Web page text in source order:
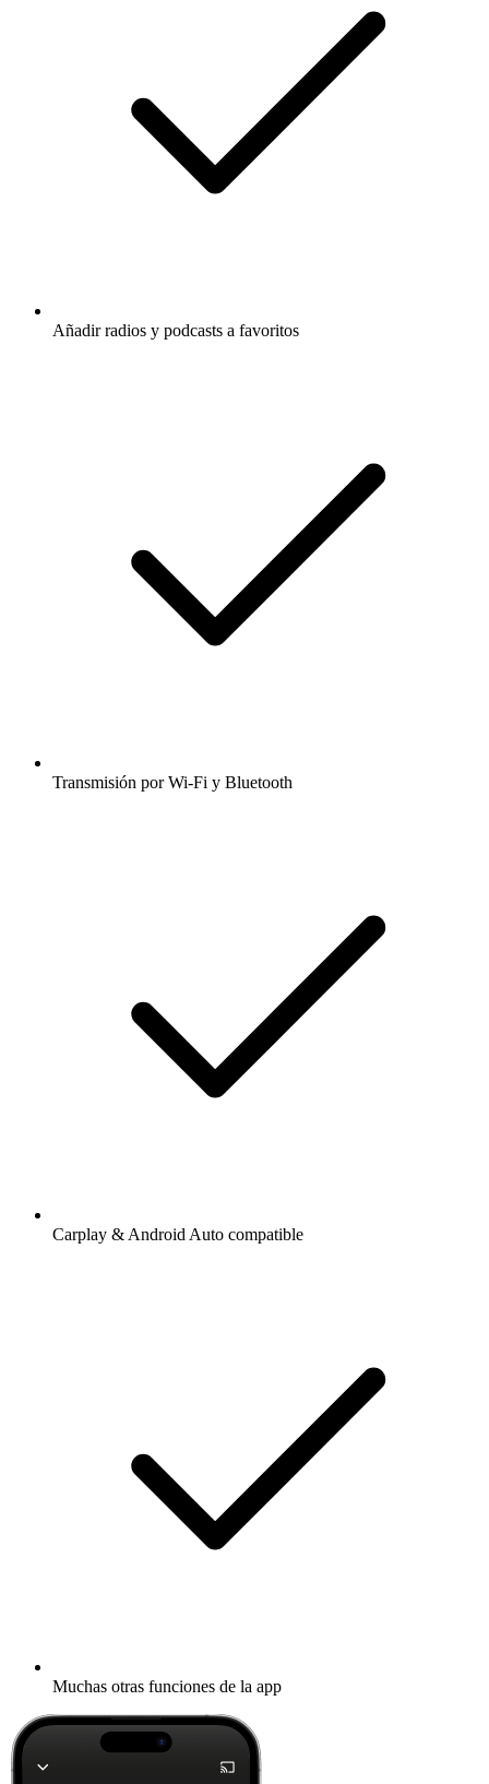
Añadir radios y podcasts a favoritos
Transmisión por Wi-Fi y Bluetooth
Carplay & Android Auto compatible
Muchas otras funciones de la app